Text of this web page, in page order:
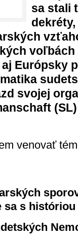
sa stali
voľbách
Európsky
svojej
venovať
sa s históriou